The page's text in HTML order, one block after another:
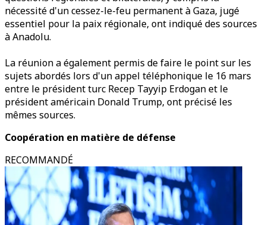
nécessité d'un cessez-le-feu permanent à Gaza, jugé
essentiel pour la paix régionale, ont indiqué des sources
à Anadolu.
La réunion a également permis de faire le point sur les
sujets abordés lors d'un appel téléphonique le 16 mars
entre le président turc Recep Tayyip Erdogan et le
président américain Donald Trump, ont précisé les
mêmes sources.
Coopération en matière de défense
RECOMMANDÉ